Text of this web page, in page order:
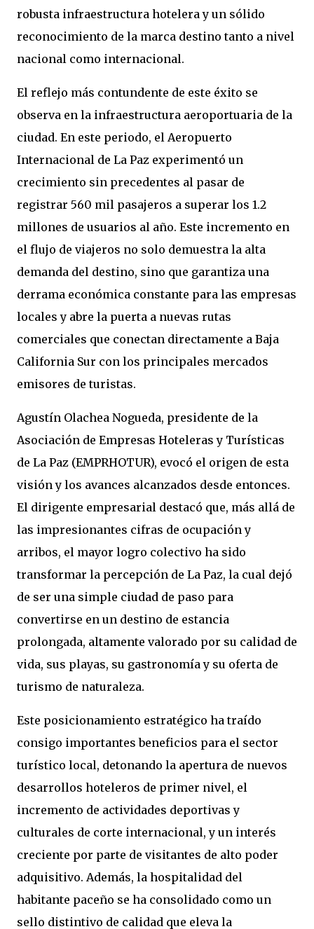
robusta infraestructura hotelera y un sólido
reconocimiento de la marca destino tanto a nivel
nacional como internacional.
El reflejo más contundente de este éxito se
observa en la infraestructura aeroportuaria de la
ciudad. En este periodo, el Aeropuerto
Internacional de La Paz experimentó un
crecimiento sin precedentes al pasar de
registrar 560 mil pasajeros a superar los 1.2
millones de usuarios al año. Este incremento en
el flujo de viajeros no solo demuestra la alta
demanda del destino, sino que garantiza una
derrama económica constante para las empresas
locales y abre la puerta a nuevas rutas
comerciales que conectan directamente a Baja
California Sur con los principales mercados
emisores de turistas.
Agustín Olachea Nogueda, presidente de la
Asociación de Empresas Hoteleras y Turísticas
de La Paz (EMPRHOTUR), evocó el origen de esta
visión y los avances alcanzados desde entonces.
El dirigente empresarial destacó que, más allá de
las impresionantes cifras de ocupación y
arribos, el mayor logro colectivo ha sido
transformar la percepción de La Paz, la cual dejó
de ser una simple ciudad de paso para
convertirse en un destino de estancia
prolongada, altamente valorado por su calidad de
vida, sus playas, su gastronomía y su oferta de
turismo de naturaleza.
Este posicionamiento estratégico ha traído
consigo importantes beneficios para el sector
turístico local, detonando la apertura de nuevos
desarrollos hoteleros de primer nivel, el
incremento de actividades deportivas y
culturales de corte internacional, y un interés
creciente por parte de visitantes de alto poder
adquisitivo. Además, la hospitalidad del
habitante paceño se ha consolidado como un
sello distintivo de calidad que eleva la